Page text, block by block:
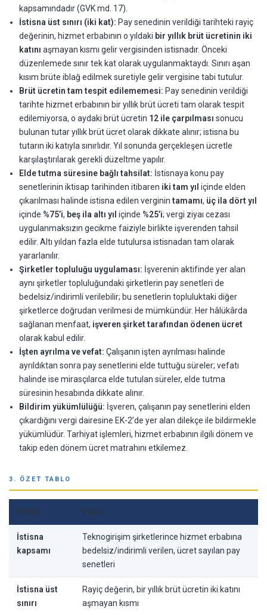
kapsamındadır (GVK md. 17).
İstisna üst sınırı (iki kat): Pay senedinin verildiği tarihteki rayiç
değerinin, hizmet erbabının o yıldaki bir yıllık brüt ücretinin iki
katını aşmayan kısmı gelir vergisinden istisnadır. Önceki
düzenlemede sınır tek kat olarak uygulanmaktaydı. Sınırı aşan
kısım brüte iblağ edilmek suretiyle gelir vergisine tabi tutulur.
Brüt ücretin tam tespit edilememesi: Pay senedinin verildiği
tarihte hizmet erbabının bir yıllık brüt ücreti tam olarak tespit
edilemiyorsa, o aydaki brüt ücretin 12 ile çarpılması sonucu
bulunan tutar yıllık brüt ücret olarak dikkate alınır; istisna bu
tutarın iki katıyla sınırlıdır. Yıl sonunda gerçekleşen ücretle
karşılaştırılarak gerekli düzeltme yapılır.
Elde tutma süresine bağlı tahsilat: İstisnaya konu pay
senetlerinin iktisap tarihinden itibaren iki tam yıl içinde elden
çıkarılması halinde istisna edilen verginintamamı, üç ila dört yıl
içinde %75’i, beş ila altı yıl içinde %25’i; vergi ziyaı cezası
uygulanmaksızın gecikme faiziyle birlikte işverenden tahsil
edilir. Altı yıldan fazla elde tutulursa istisnadan tam olarak
yararlanılır.
Şirketler topluluğu uygulaması: İşverenin aktifinde yer alan
aynı şirketler topluluğundaki şirketlerin pay senetleri de
bedelsiz/indirimli verilebilir; bu senetlerin topluluktaki diğer
şirketlerce doğrudan verilmesi de mümkündür. Her hâlükârda
sağlanan menfaat, işveren şirket tarafından ödenen ücret
olarak kabul edilir.
İşten ayrılma ve vefat: Çalışanın işten ayrılması halinde
ayrıldıktan sonra pay senetlerini elde tuttuğu süreler; vefatı
halinde ise mirasçılarca elde tutulan süreler, elde tutma
süresinin hesabında dikkate alınır.
Bildirim yükümlülüğü: İşveren, çalışanın pay senetlerini elden
çıkardığını vergi dairesine EK-2’de yer alan dilekçe ile bildirmekle
yükümlüdür. Tarhiyat işlemleri, hizmet erbabının ilgili dönem ve
takip eden dönem ücret matrahını etkilemez.
3. ÖZET TABLO
KONU ESAS
İstisna
kapsamı
Teknogirişim şirketlerince hizmet erbabına
bedelsiz/indirimli verilen, ücret sayılan pay
senetleri
İstisna üst
sınırı
Rayiç değerin, bir yıllık brüt ücretin iki katını
aşmayan kısmı